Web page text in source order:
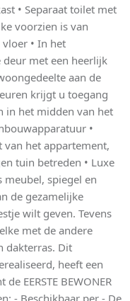
• Separaat toilet met
voorzien is van
vloer • In het
deur met een heerlijk
aan de
krijgt u toegang
in het midden van het
•
van het appartement,
tuin betreden • Luxe
meubel, spiegel en
de gezamelijke
wilt geven. Tevens
met de andere
dakterras. Dit
heeft een
EERSTE BEWONER
- Beschikbaar per - De